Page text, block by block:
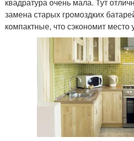
квадратура очень мала. Тут
замена старых громоздких
компактные, что сэкономит место